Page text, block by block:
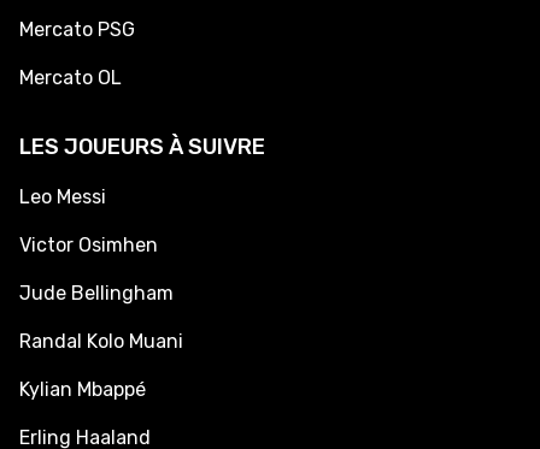
Mercato PSG
Mercato OL
LES JOUEURS À SUIVRE
Leo Messi
Victor Osimhen
Jude Bellingham
Randal Kolo Muani
Kylian Mbappé
Erling Haaland